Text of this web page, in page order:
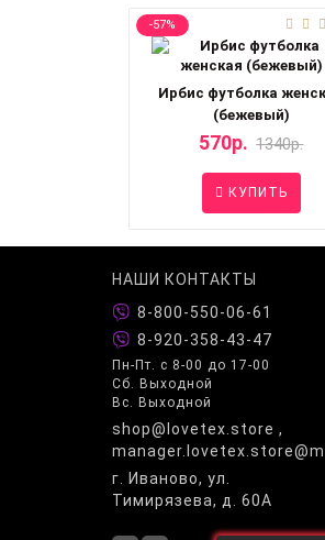
-57%
Ирбис футболка
(бежевый)
570р. 1340р.
КУПИТЬ
НАШИ КОНТАКТЫ
8-800-550-06-61
8-920-358-43-47
Пн-Пт. с 8-00 до 17-00
Сб. Выходной
Вс. Выходной
shop@lovetex.store ,
г. Иваново, ул.
Тимирязева, д. 60А